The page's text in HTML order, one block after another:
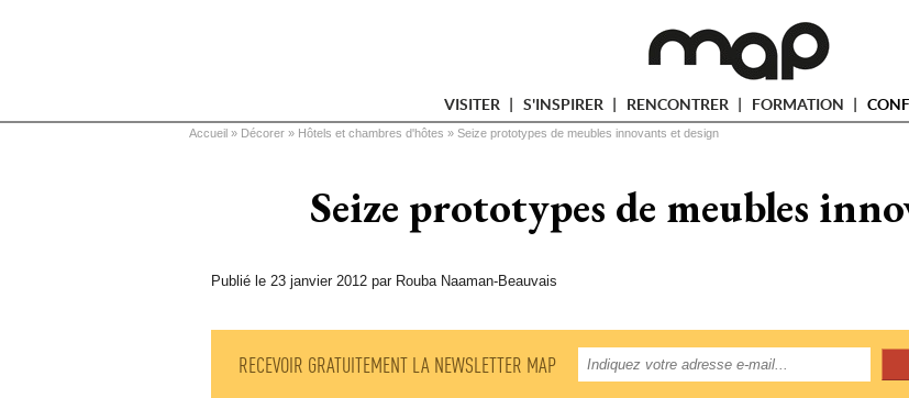
VISITER S'INSPIRER RENCONTRER FORMATION
Vous êtes ici
Accueil » Décorer » Hôtels et chambres d'hôtes » Seize prototypes de meubles innovants et design
Seize prototypes de meubles
Publié le 23 janvier 2012 par Rouba Naaman-Beauvais
RECEVOIR GRATUITEMENT LA NEWSLETTER MAP